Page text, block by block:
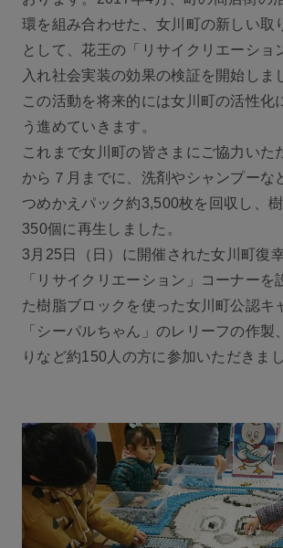
環を組み合わせた、女川町の新しい取
として、花王の「リサイクリエーショ
入れ社会実装の効果の検証を開始しま
この活動を将来的には女川町の活性化
う進めていきます。
これまで女川町の皆さまにご協力いた
から７月までに、洗剤やシャンプーな
つめかえパック約3,500枚を回収し、
350個に再生しました。
3月25日（日）に開催された女川町復
「リサイクリエーション」コーナーを
た樹脂ブロックを使った女川町公認キ
「シーパルちゃん」のレリーフの作製
りなど約150人の方に参加いただきまし